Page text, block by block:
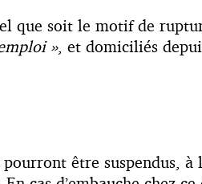
que soit le motif de
», et domiciliés
pourront être